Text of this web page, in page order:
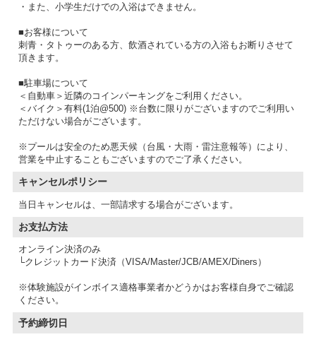
・また、小学生だけでの入浴はできません。
■お客様について
刺青・タトゥーのある方、飲酒されている方の入浴もお断りさせて
頂きます。
■駐車場について
＜自動車＞近隣のコインパーキングをご利用ください。
＜バイク＞有料(1泊@500) ※台数に限りがございますのでご利用い
ただけない場合がございます。
※プールは安全のため悪天候（台風・大雨・雷注意報等）により、
営業を中止することもございますのでご了承ください。
キャンセルポリシー
当日キャンセルは、一部請求する場合がございます。
お支払方法
オンライン決済のみ
└クレジットカード決済（VISA/Master/JCB/AMEX/Diners）
※体験施設がインボイス適格事業者かどうかはお客様自身でご確認
予約締切日